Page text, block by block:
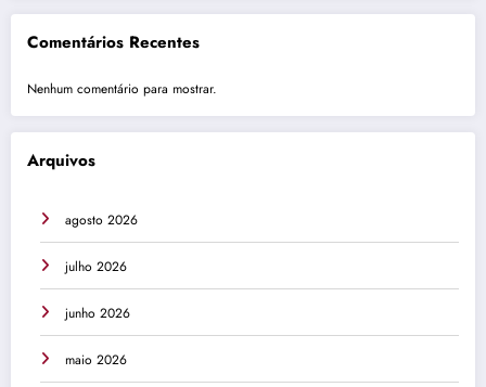
Comentários Recentes
Nenhum comentário para mostrar.
Arquivos
agosto 2026
julho 2026
junho 2026
maio 2026